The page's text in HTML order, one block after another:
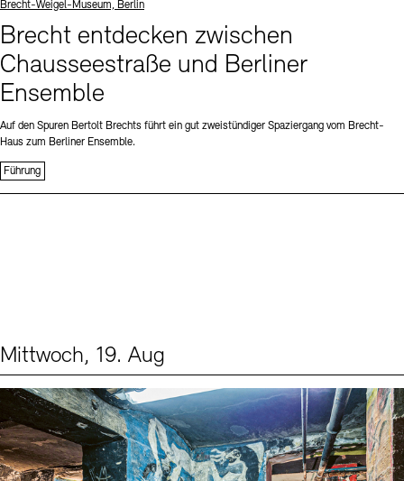
Standort
Brecht-Weigel-Museum, Berlin
Brecht entdecken zwischen
Chausseestraße und Berliner
Ensemble
Auf den Spuren Bertolt Brechts führt ein gut zweistündiger Spaziergang vom Brecht-
Haus zum Berliner Ensemble.
Führung
Mittwoch, 19. Aug